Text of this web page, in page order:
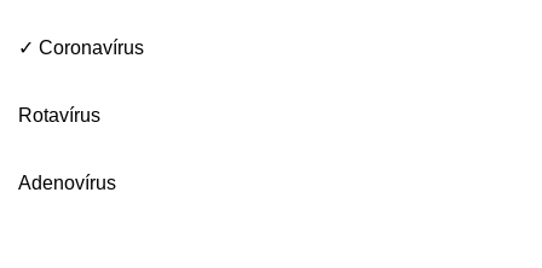
✓ Coronavírus
Rotavírus
Adenovírus